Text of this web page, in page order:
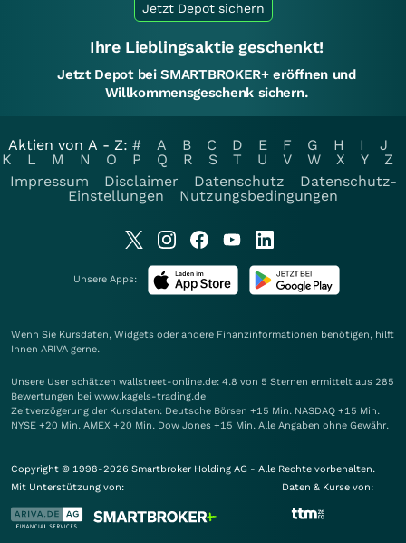
Jetzt Depot sichern
Ihre Lieblingsaktie geschenkt!
Jetzt Depot bei SMARTBROKER+ eröffnen und
Willkommensgeschenk sichern.
Aktien von A - Z: # A B C D E F G H I
J
K
L M N O P Q R S T U V W X Y
Z
Impressum
Disclaimer Datenschutz
Datenschutz-
Einstellungen
Nutzungsbedingungen
Unsere Apps:
Wenn Sie Kursdaten, Widgets oder andere Finanzinformationen benötigen, hilft
Ihnen ARIVA gerne.
Unsere User schätzen wallstreet-online.de: 4.8 von 5 Sternen ermittelt aus 285
Bewertungen bei www.kagels-trading.de
Zeitverzögerung der Kursdaten: Deutsche Börsen +15 Min. NASDAQ +15 Min.
NYSE +20 Min. AMEX +20 Min. Dow Jones +15 Min. Alle Angaben ohne Gewähr.
Copyright © 1998-2026 Smartbroker Holding AG - Alle Rechte vorbehalten.
Mit Unterstützung von:
Daten & Kurse von: